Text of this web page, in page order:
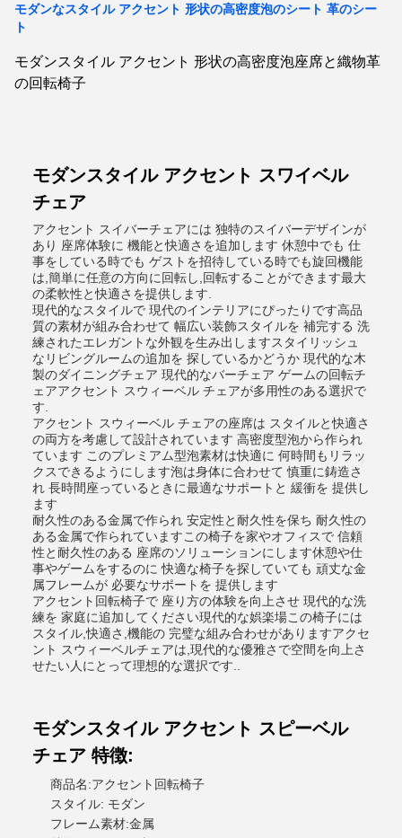
モダンなスタイル アクセント 形状の高密度泡のシート 革のシー
ト
モダンスタイル アクセント 形状の高密度泡座席と織物革
の回転椅子
モダンスタイル アクセント スワイベル
チェア
アクセント スイバーチェアには 独特のスイバーデザインが
あり 座席体験に 機能と快適さを追加します 休憩中でも 仕
事をしている時でも ゲストを招待している時でも旋回機能
は,簡単に任意の方向に回転し,回転することができます最大
の柔軟性と快適さを提供します.
現代的なスタイルで 現代のインテリアにぴったりです高品
質の素材が組み合わせて 幅広い装飾スタイルを 補完する 洗
練されたエレガントな外観を生み出しますスタイリッシュ
なリビングルームの追加を 探しているかどうか 現代的な木
製のダイニングチェア 現代的なバーチェア ゲームの回転チ
ェアアクセント スウィーベル チェアが多用性のある選択で
す.
アクセント スウィーベル チェアの座席は スタイルと快適さ
の両方を考慮して設計されています 高密度型泡から作られ
ています このプレミアム型泡素材は快適に 何時間もリラッ
クスできるようにします泡は身体に合わせて 慎重に鋳造さ
れ 長時間座っているときに最適なサポートと 緩衝を 提供し
ます
耐久性のある金属で作られ 安定性と耐久性を保ち 耐久性の
ある金属で作られていますこの椅子を家やオフィスで 信頼
性と耐久性のある 座席のソリューションにします休憩や仕
事やゲームをするのに 快適な椅子を探していても 頑丈な金
属フレームが 必要なサポートを 提供します
アクセント回転椅子で 座り方の体験を向上させ 現代的な洗
練を 家庭に追加してください現代的な娯楽場この椅子には
スタイル,快適さ,機能の 完璧な組み合わせがありますアクセ
ント スウィーベルチェアは,現代的な優雅さで空間を向上さ
せたい人にとって理想的な選択です..
モダンスタイル アクセント スピーベル
チェア 特徴:
商品名:アクセント回転椅子
スタイル: モダン
フレーム素材:金属